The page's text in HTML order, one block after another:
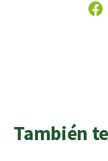
También